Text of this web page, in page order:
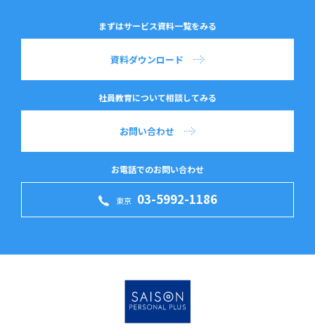
まずはサービス資料一覧をみる
資料ダウンロード
社員教育について相談してみる
お問い合わせ
お電話でのお問い合わせ
東京 03-5992-1186